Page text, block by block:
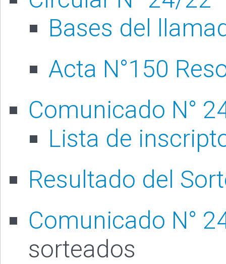
Bases del
Acta N°150
Comunicado N°
Lista de
Resultado del
Comunicado N°
sorteados